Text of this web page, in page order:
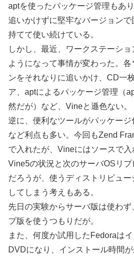
aptを使ったパッケージ管理もあ
追いかけずに堅牢なバージョン
持てて使い続けている。
しかし、最近、ワークステーシ
ようになって事情が変わった。
ンをそれなりに追いかけ、CD一
ア、aptによるパッケージ管理（
然だが）など、Vineと遜色ない。
逆に、便利なツールがパッケー
など利点も多い。今回もZend
で入れたが、Vineにはソースで入
Vine5の状況と次のサーバOSリ
だろうが、使うディストリビュ
してしまう考えもある。
先日の実験からサーバ版は使わ
プ版を使うつもりだが。
また、何度か試用したFedoraは
DVDになり、インストール時間